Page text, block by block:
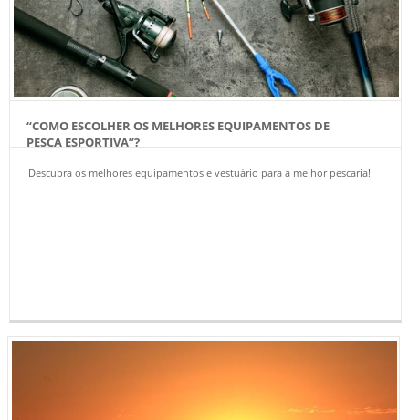
“COMO ESCOLHER OS MELHORES EQUIPAMENTOS DE
PESCA ESPORTIVA”?
Descubra os melhores equipamentos e vestuário para a melhor pescaria!